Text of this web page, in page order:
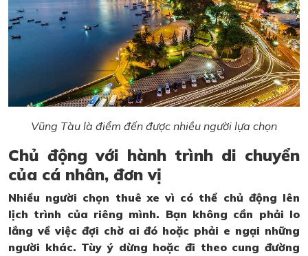
Vũng Tàu là điểm đến được nhiều người lựa chọn
Chủ động với hành trình di chuyển
của cá nhân, đơn vị
Nhiều người chọn thuê xe vì có thể chủ động lên
lịch trình của riêng mình. Bạn không cần phải lo
lắng về việc đợi chờ ai đó hoặc phải e ngại những
người khác. Tùy ý dừng hoặc đi theo cung đường